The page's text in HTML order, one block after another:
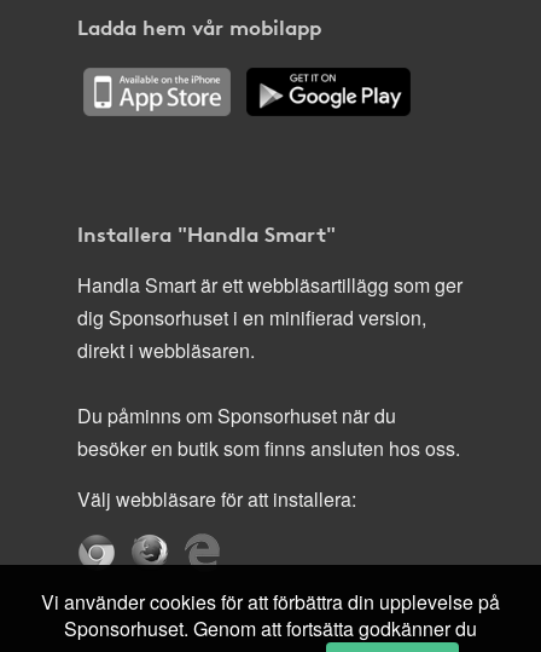
Ladda hem vår mobilapp
Installera "Handla Smart"
Handla Smart är ett webbläsartillägg som ger
dig Sponsorhuset i en minifierad version,
direkt i webbläsaren.
Du påminns om Sponsorhuset när du
besöker en butik som finns ansluten hos oss.
Välj webbläsare för att installera:
Vi använder cookies för att förbättra din upplevelse på
Sponsorhuset. Genom att fortsätta godkänner du